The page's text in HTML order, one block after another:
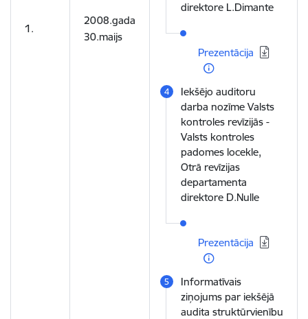
1.
2008.gada
30.maijs
direktore L.Dimante
Prezentācija
Iekšējo auditoru
darba nozīme Valsts
kontroles revīzijās -
Valsts kontroles
padomes locekle,
Otrā revīzijas
departamenta
direktore D.Nulle
Prezentācija
Informatīvais
ziņojums par iekšējā
audita struktūrvienību